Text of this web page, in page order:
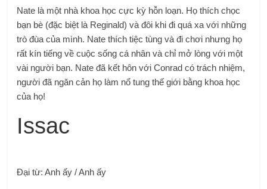
​Nate là một nhà khoa học cực kỳ hỗn loạn. Họ thích chọc
bạn bè (đặc biệt là Reginald) và đôi khi đi quá xa với những
trò đùa của mình. Nate thích tiệc tùng và đi chơi nhưng họ
rất kín tiếng về cuộc sống cá nhân và chỉ mở lòng với một
vài người bạn. Nate đã kết hôn với Conrad có trách nhiệm,
người đã ngăn cản họ làm nổ tung thế giới bằng khoa học
của họ!
Issac
Đại từ: Anh ấy / Anh ấy